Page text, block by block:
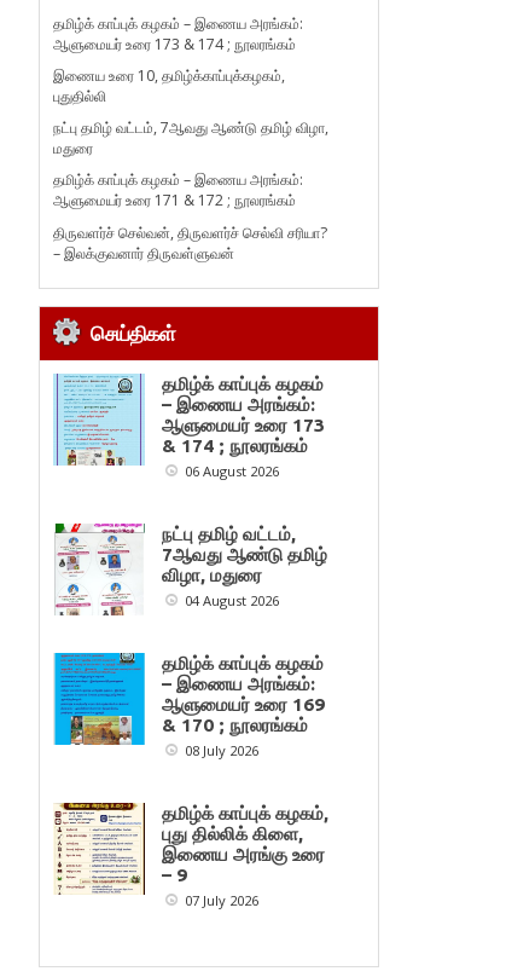
தமிழ்க் காப்புக் கழகம் – இணைய அரங்கம்:
ஆளுமையர் உரை 173 & 174 ; நூலரங்கம்
இணைய உரை 10, தமிழ்க்காப்புக்கழகம்,
புதுதில்லி
நட்பு தமிழ் வட்டம், 7ஆவது ஆண்டு தமிழ் விழா,
மதுரை
தமிழ்க் காப்புக் கழகம் – இணைய அரங்கம்:
ஆளுமையர் உரை 171 & 172 ; நூலரங்கம்
திருவளர்ச் செல்வன், திருவளர்ச் செல்வி சரியா?
– இலக்குவனார் திருவள்ளுவன்
செய்திகள்
தமிழ்க் காப்புக் கழகம்
– இணைய அரங்கம்:
ஆளுமையர் உரை 173
& 174 ; நூலரங்கம்
06 August 2026
நட்பு தமிழ் வட்டம்,
7ஆவது ஆண்டு தமிழ்
விழா, மதுரை
04 August 2026
தமிழ்க் காப்புக் கழகம்
– இணைய அரங்கம்:
ஆளுமையர் உரை 169
& 170 ; நூலரங்கம்
08 July 2026
தமிழ்க் காப்புக் கழகம்,
புது தில்லிக் கிளை,
இணைய அரங்கு உரை
– 9
07 July 2026